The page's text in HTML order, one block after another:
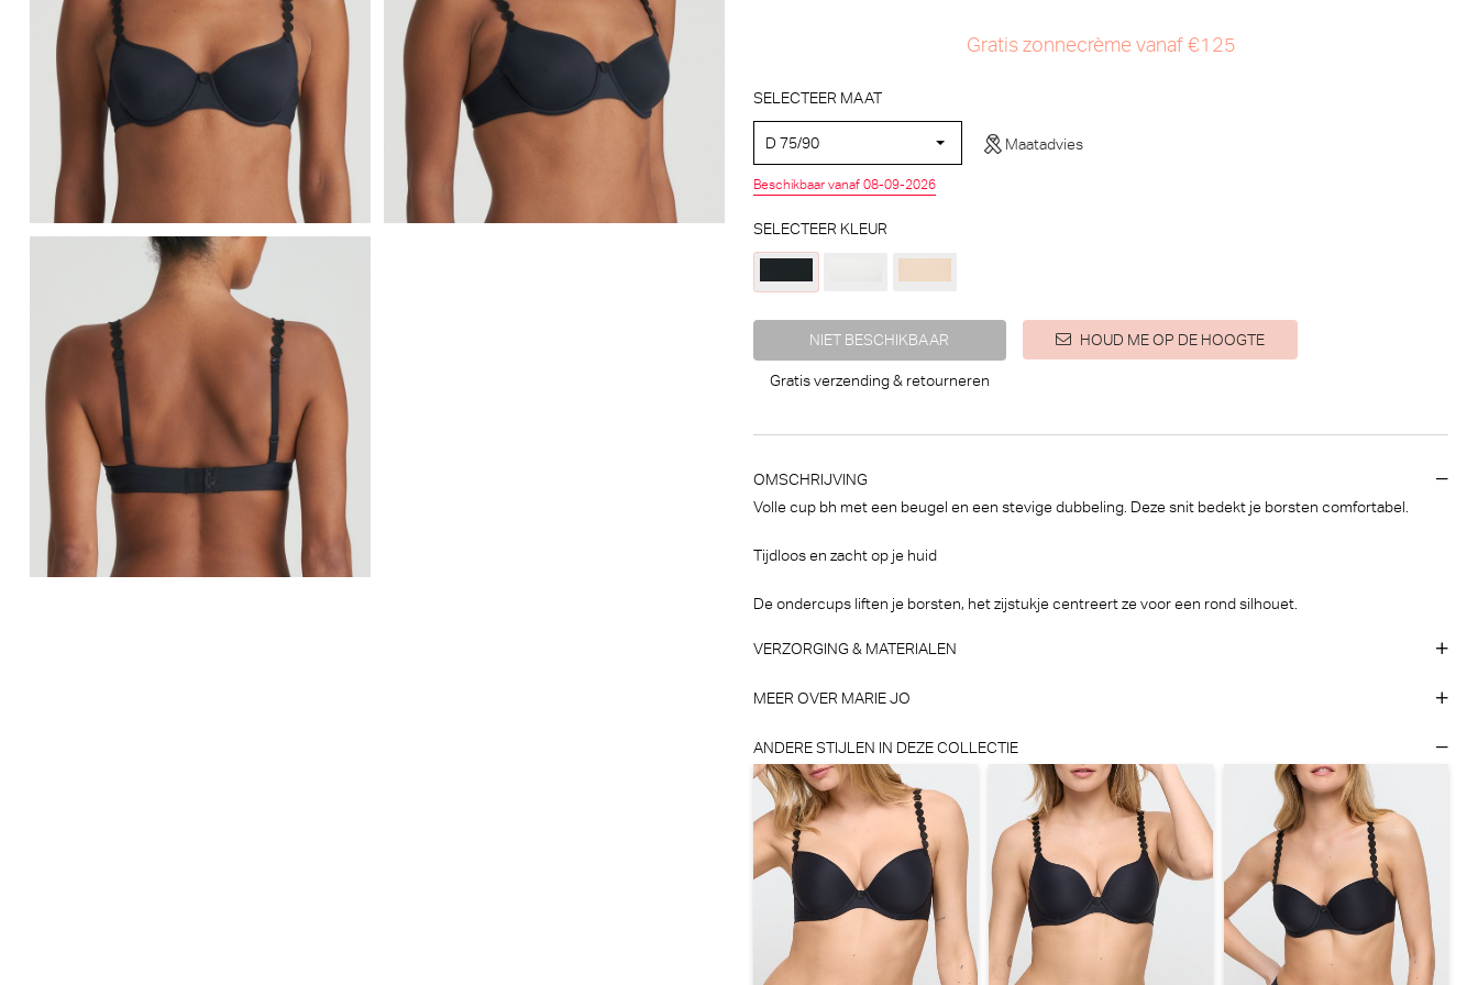
Marie Jo Tom Beugel BH - Naadloze BH (Natuur)
Marie Jo
€ 29,90
Gratis zonnecrème vanaf €125
SELECTEER MAAT
D 75/90 Maatadvies
Beschikbaar vanaf 08-09-2026
SELECTEER KLEUR
NIET BESCHIKBAAR HOUD ME OP DE HOOGTE
Gratis verzending & retourneren
OMSCHRIJVING
Volle cup bh met een beugel en een stevige dubbeling. Deze snit bedekt je borsten comfortabel.
Tijdloos en zacht op je huid
De ondercups liften je borsten, het zijstukje centreert ze voor een rond silhouet.
VERZORGING & MATERIALEN
MEER OVER MARIE JO
ANDERE STIJLEN IN DEZE COLLECTIE